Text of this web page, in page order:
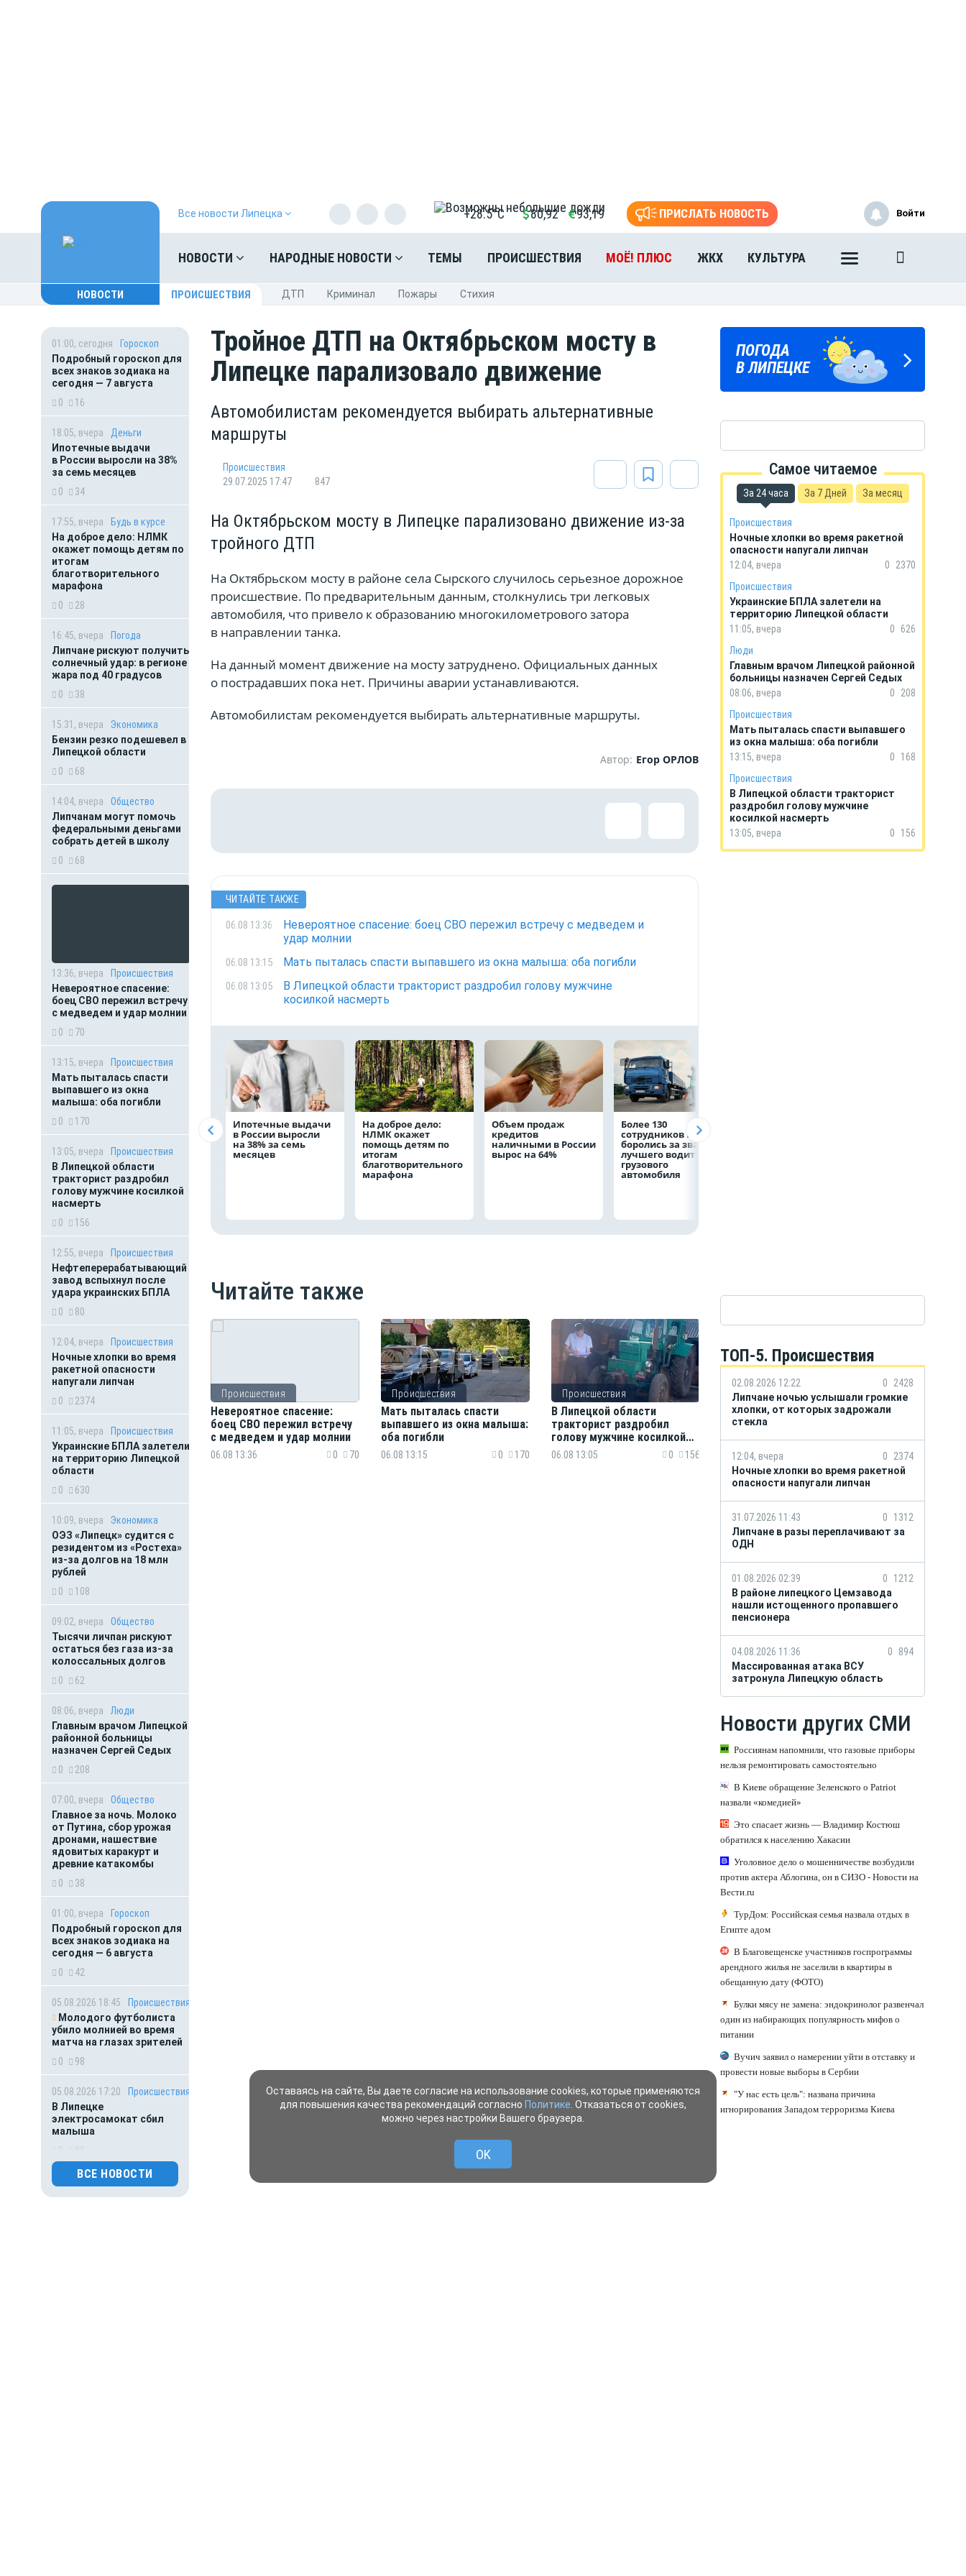
Все новости Липецка +28.5°C 80,92 93,19 ПРИСЛАТЬ НОВОСТЬ
НОВОСТИ НАРОДНЫЕ НОВОСТИ ТЕМЫ ПРОИСШЕСТВИЯ МОЁ! ПЛЮС ЖКХ КУЛЬТУРА
Войти
НОВОСТИ ПРОИСШЕСТВИЯ ДТП Криминал Пожары Стихия
01:00, сегодня
Гороскоп
Подробный гороскоп для
всех знаков зодиака на
сегодня — 7 августа
0
16
18:05, вчера
Деньги
Ипотечные выдачи
в России выросли на 38%
за семь месяцев
0
34
17:55, вчера
Будь в курсе
На доброе дело: НЛМК
окажет помощь детям по
итогам
благотворительного
марафона
0
28
16:45, вчера
Погода
Липчане рискуют получить
солнечный удар: в регионе
жара под 40 градусов
0
38
15:31, вчера
Экономика
Бензин резко подешевел в
Липецкой области
0
68
14:04, вчера
Общество
Липчанам могут помочь
федеральными деньгами
собрать детей в школу
0
68
13:36, вчера
Происшествия
Невероятное спасение:
боец СВО пережил встречу
с медведем и удар молнии
0
70
13:15, вчера
Происшествия
Мать пыталась спасти
выпавшего из окна
малыша: оба погибли
0
170
13:05, вчера
Происшествия
В Липецкой области
тракторист раздробил
голову мужчине косилкой
насмерть
0
156
12:55, вчера
Происшествия
Нефтеперерабатывающий
завод вспыхнул после
удара украинских БПЛА
0
80
12:04, вчера
Происшествия
Ночные хлопки во время
ракетной опасности
напугали липчан
0
2374
11:05, вчера
Происшествия
Украинские БПЛА залетели
на территорию Липецкой
области
0
630
10:09, вчера
Экономика
ОЭЗ «Липецк» судится с
резидентом из «Ростеха»
из-за долгов на 18 млн
рублей
0
108
09:02, вчера
Общество
Тысячи личпан рискуют
остаться без газа из-за
колоссальных долгов
0
62
08:06, вчера
Люди
Главным врачом Липецкой
районной больницы
назначен Сергей Седых
0
208
07:00, вчера
Общество
Главное за ночь. Молоко
от Путина, сбор урожая
дронами, нашествие
ядовитых каракурт и
древние катакомбы
0
38
01:00, вчера
Гороскоп
Подробный гороскоп для
всех знаков зодиака на
сегодня — 6 августа
0
42
05.08.2026 18:45
Происшествия
Молодого футболиста
убило молнией во время
матча на глазах зрителей
0
98
05.08.2026 17:20
Происшествия
В Липецке
электросамокат сбил
малыша
0
90
05.08.2026 16:37
Происшествия
В Липецке под мостом
ВСЕ НОВОСТИ
Тройное ДТП на Октябрьском мосту в
Липецке парализовало движение
Автомобилистам рекомендуется выбирать альтернативные
маршруты
Происшествия
29.07.2025 17:47
847
На Октябрьском мосту в Липецке парализовано движение из-за
тройного ДТП
На Октябрьском мосту в районе села Сырского случилось серьезное дорожное
происшествие. По предварительным данным, столкнулись три легковых
автомобиля, что привело к образованию многокилометрового затора
в направлении танка.
На данный момент движение на мосту затруднено. Официальных данных
о пострадавших пока нет. Причины аварии устанавливаются.
Автомобилистам рекомендуется выбирать альтернативные маршруты.
Автор: Егор ОРЛОВ
ЧИТАЙТЕ ТАКЖЕ
06.08 13:36
Невероятное спасение: боец СВО пережил встречу с медведем и
удар молнии
06.08 13:15 Мать пыталась спасти выпавшего из окна малыша: оба погибли
06.08 13:05
В Липецкой области тракторист раздробил голову мужчине
косилкой насмерть
Ипотечные выдачи
в России выросли
на 38% за семь
месяцев
На доброе дело:
НЛМК окажет
помощь детям по
итогам
благотворительного
марафона
Объем продаж
кредитов
наличными в России
вырос на 64%
Более 130
сотрудников НЛМК
боролись за звание
лучшего водителя
грузового
автомобиля
Читайте также
Происшествия
Невероятное спасение:
боец СВО пережил встречу
с медведем и удар молнии
06.08 13:36 0 70
Происшествия
Мать пыталась спасти
выпавшего из окна малыша:
оба погибли
06.08 13:15 0 170
Происшествия
В Липецкой области
тракторист раздробил
голову мужчине косилкой
насмерть
06.08 13:05 0 156
ПОГОДА
В ЛИПЕЦКЕ
ГОРОСКОП
НА КАЖДЫЙ ДЕНЬ
ЛИПЕЦКИЕ
РЕАЛИИ
Новости Липецка и области
Самое читаемое
За 24 часа За 7 Дней За месяц
Происшествия
Ночные хлопки во время ракетной
опасности напугали липчан
12:04, вчера
0
2370
Происшествия
Украинские БПЛА залетели на
территорию Липецкой области
11:05, вчера
0
626
Люди
Главным врачом Липецкой районной
больницы назначен Сергей Седых
08:06, вчера
0
208
Происшествия
Мать пыталась спасти выпавшего
из окна малыша: оба погибли
13:15, вчера
0
168
Происшествия
В Липецкой области тракторист
раздробил голову мужчине
косилкой насмерть
13:05, вчера
0 156
ТОП-5. Происшествия
02.08.2026 12:22 0
2428
Липчане ночью услышали громкие
хлопки, от которых задрожали
стекла
12:04, вчера 0
2374
Ночные хлопки во время ракетной
опасности напугали липчан
31.07.2026 11:43 0
1312
Липчане в разы переплачивают за
ОДН
01.08.2026 02:39 0
1212
В районе липецкого Цемзавода
нашли истощенного пропавшего
пенсионера
04.08.2026 11:36 0
894
Массированная атака ВСУ
затронула Липецкую область
Новости других СМИ
Россиянам напомнили, что газовые приборы
нельзя ремонтировать самостоятельно
В Киеве обращение Зеленского о Patriot
назвали «комедией»
Это спасает жизнь — Владимир Костюш
обратился к населению Хакасии
Уголовное дело о мошенничестве возбудили
против актера Аблогина, он в СИЗО - Новости на
Вести.ru
ТурДом: Российская семья назвала отдых в
Египте адом
В Благовещенске участников госпрограммы
арендного жилья не заселили в квартиры в
обещанную дату (ФОТО)
Булки мясу не замена: эндокринолог развенчал
один из набирающих популярность мифов о
питании
Вучич заявил о намерении уйти в отставку и
провести новые выборы в Сербии
"У нас есть цель": названа причина
игнорирования Западом терроризма Киева
Оставаясь на сайте, Вы даете согласие на использование cookies, которые применяются
для повышения качества рекомендаций согласно Политике . Отказаться от cookies,
можно через настройки Вашего браузера.
OK